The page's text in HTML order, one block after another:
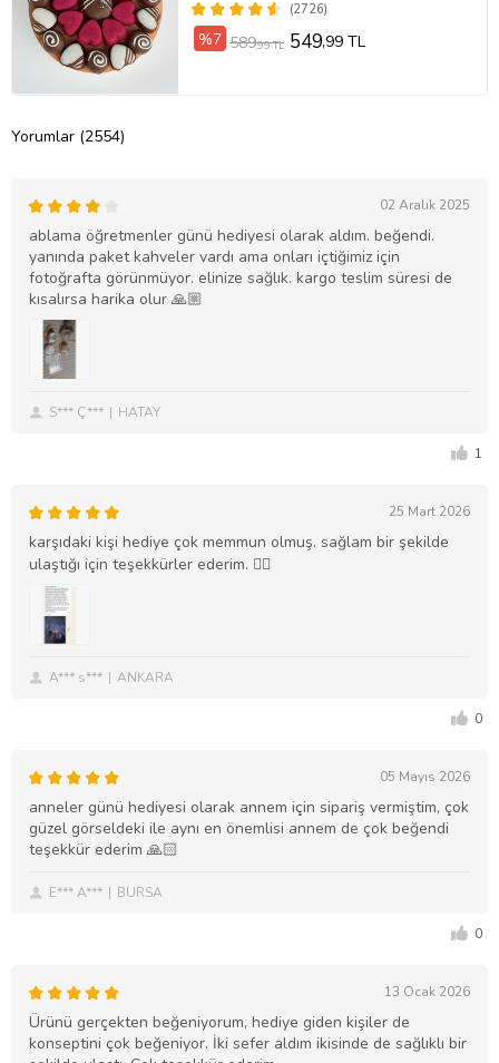
(2726)
%7 589,99 TL 549,99 TL
Yorumlar (2554)
02 Aralık 2025
ablama öğretmenler günü hediyesi olarak aldım. beğendi.
yanında paket kahveler vardı ama onları içtiğimiz için
fotoğrafta görünmüyor. elinize sağlık. kargo teslim süresi de
kısalırsa harika olur 🙏🏼
S*** Ç*** HATAY
1
25 Mart 2026
karşıdaki kişi hediye çok memmun olmuş. sağlam bir şekilde
ulaştığı için teşekkürler ederim. 🙂‍↔️
A*** s*** ANKARA
0
05 Mayıs 2026
anneler günü hediyesi olarak annem için sipariş vermiştim, çok
güzel görseldeki ile aynı en önemlisi annem de çok beğendi
teşekkür ederim 🙏🏻
E*** A*** BURSA
0
13 Ocak 2026
Ürünü gerçekten beğeniyorum, hediye giden kişiler de
konseptini çok beğeniyor. İki sefer aldım ikisinde de sağlıklı bir